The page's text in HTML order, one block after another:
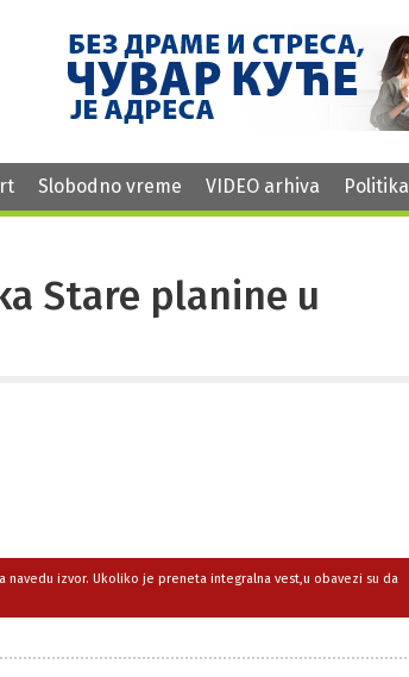
Slobodno vreme VIDEO arhiva Politika
Stare planine u
izvor. Ukoliko je preneta integralna vest,u obavezi su da